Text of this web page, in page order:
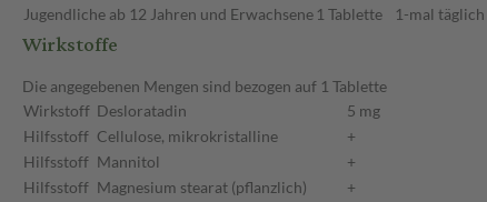
Jugendliche ab 12 Jahren und Erwachsene 1 Tablette 1-mal täglich
Wirkstoffe
Die angegebenen Mengen sind bezogen auf 1 Tablette
Wirkstoff Desloratadin
5 mg
Hilfsstoff Cellulose, mikrokristalline
+
Hilfsstoff Mannitol
+
Hilfsstoff Magnesium stearat (pflanzlich)
+